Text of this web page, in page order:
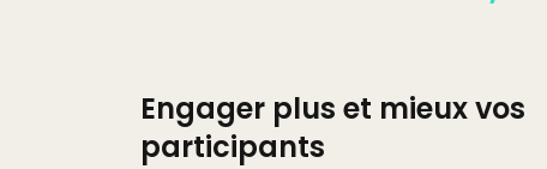
Engager plus et mieux vos
participants